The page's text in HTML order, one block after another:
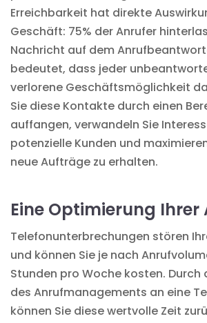
Erreichbarkeit hat direkte
Geschäft: 75% der Anrufer
Nachricht auf dem
bedeutet, dass jeder
verlorene Geschäftsmöglichkeit
Sie diese Kontakte durch einen
auffangen, verwandeln Sie
potenzielle Kunden und
neue Aufträge zu erhalten.
Eine Optimierung Ihrer
Telefonunterbrechungen stören
und können Sie je nach
Stunden pro Woche kosten. Durch
des Anrufmanagements an eine
können Sie diese wertvolle Zeit